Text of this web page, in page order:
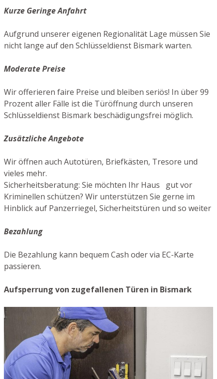
Kurze Geringe Anfahrt
Aufgrund unserer eigenen Regionalität Lage müssen Sie
nicht lange auf den Schlüsseldienst Bismark warten.
Moderate Preise
Wir offerieren faire Preise und bleiben seriös! In über 99
Prozent aller Fälle ist die Türöffnung durch unseren
Schlüsseldienst Bismark beschädigungsfrei möglich.
Zusätzliche Angebote
Wir öffnen auch Autotüren, Briefkästen, Tresore und
vieles mehr.
Sicherheitsberatung: Sie möchten Ihr Haus gut vor
Kriminellen schützen? Wir unterstützen Sie gerne im
Hinblick auf Panzerriegel, Sicherheitstüren und so weiter
Bezahlung
Die Bezahlung kann bequem Cash oder via EC-Karte
passieren.
Aufsperrung von zugefallenen Türen in Bismark